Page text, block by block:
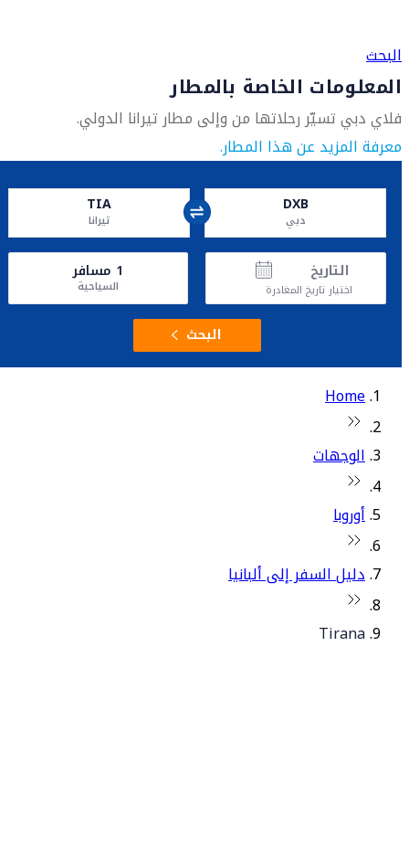
البحث
المعلومات الخاصة بالمطار
فلاي دبي تسيّر رحلاتها من وإلى مطار تيرانا الدولي.
معرفة المزيد عن هذا المطار.
DXB
دبي
TIA
تيرانا
التاريخ
اختيار تاريخ المغادرة
1 مسافر
السياحية
البحث
Home
الوجهات
أوروبا
دليل السفر إلى ألبانيا
Tirana